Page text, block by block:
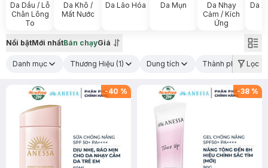
Da Dầu / Lỗ
Chân Lông
To
Da Khô /
Mất Nước
Da Lão Hóa Da Mụn
Da Nhạy
Cảm / Kích
Ứng
Da
Nổi bậtMới nhấtBán chạyGiá
Danh mục Thương Hiệu (1) Dung tích Thành phần nổi bật
Lọc
-40 % -38 %